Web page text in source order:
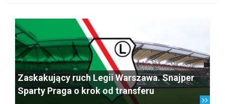
Zaskakujący ruch Legii Warszawa. Snajper
Sparty Praga o krok od transferu